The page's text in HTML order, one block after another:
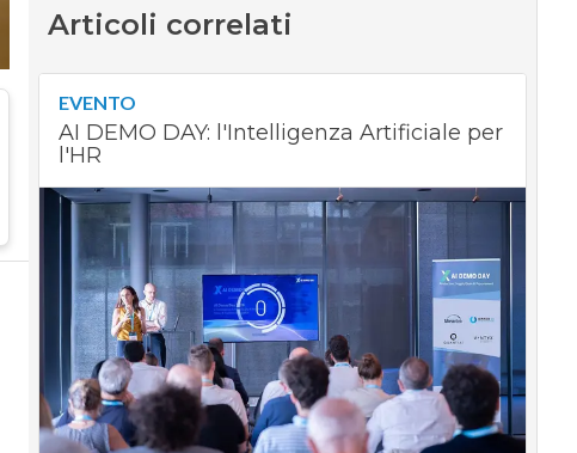
Articoli correlati
EVENTO
AI DEMO DAY: l'Intelligenza Artificiale per
l'HR